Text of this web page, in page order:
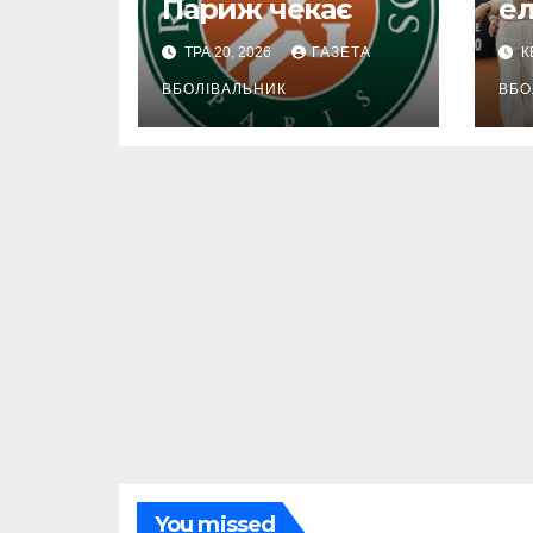
Париж чекає
ТРА 20, 2026 ГАЗЕТА
ВБОЛІВАЛЬНИК
You missed